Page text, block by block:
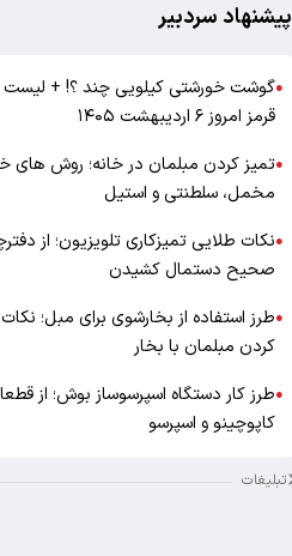
پیشنهاد سردبیر
●گوشت خورشتی کیلویی چند ؟! +
قرمز امروز ۶ اردیبهشت ۱۴۰۵
●تمیز کردن مبلمان در خانه؛ روش های
مخمل، سلطنتی و استیل
●نکات طلایی تمیزکاری تلویزیون؛ از
صحیح دستمال کشیدن
●طرز استفاده از بخارشوی برای مبل؛
کردن مبلمان با بخار
●طرز کار دستگاه اسپرسوساز بوش؛ از
کاپوچینو و اسپرسو
تبلیغات